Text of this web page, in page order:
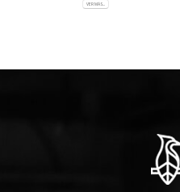
VER MÁS...